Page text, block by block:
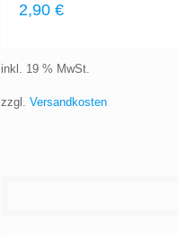
2,90 €
inkl. 19 % MwSt.
zzgl. Versandkosten